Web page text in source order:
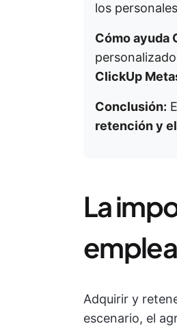
los
Cómo ayuda
ClickUp
Conclusión:
retención y
La
Adquirir y
escenario, el